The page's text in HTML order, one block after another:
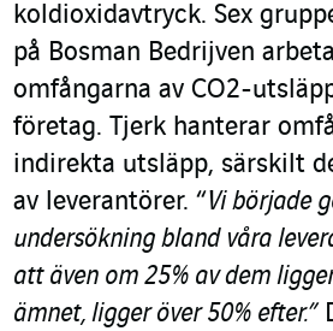
koldioxidavtryck. Sex
på Bosman Bedrijven
omfångarna av CO2-
företag. Tjerk hanterar
indirekta utsläpp, särskilt
av leverantörer. “Vi började
undersökning bland våra
att även om 25% av dem
ämnet, ligger över 50% efter.”